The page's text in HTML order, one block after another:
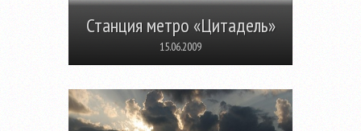
Станция метро «Цитадель»
15.06.2009